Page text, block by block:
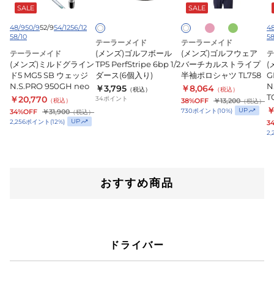
ド
グ
ラ
イ
ン
ド
5
MG5
SALE
48/950/952/954/1256/12
58/10
テーラーメイド
(メンズ)ミルドグライン
ド5 MG5 SB ウェッジ
N.S.PRO 950GH neo
￥20,770 （税込）
34%OFF ￥31,900（税込）
2,256ポイント (12%) UP
ボ
ー
ル
TP5
PerfStripe
6bp
個
イ
ト
テーラーメイド
(メンズ)ゴルフボール
TP5 PerfStripe 6bp 1/2
ダース(6個入り)
￥3,795 （税込）
34ポイント
フ
ウ
ェ
ア
バ
ー
チ
カ
ロ
SALE
ト
ー
ン テーラーメイド
(メンズ)ゴルフウェア
バーチカルストライプ
半袖ポロシャツ TL758
￥8,064 （税込）
38%OFF ￥13,200（税込）
730ポイント (10%) UP
(
×
レ
ッ
ド
おすすめ商品
ドライバー